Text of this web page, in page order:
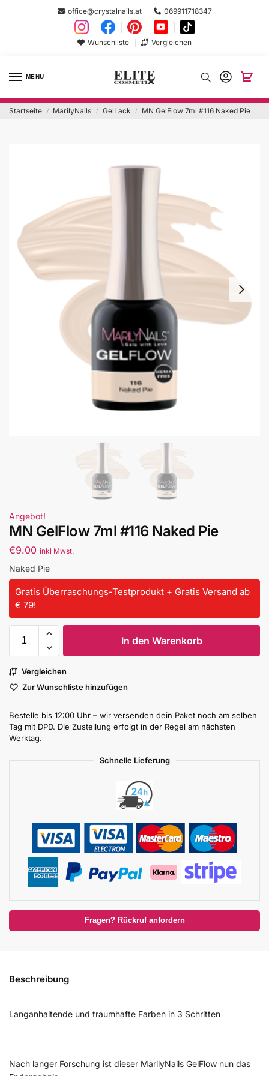
office@crystalnails.at 069911718347
Wunschliste Vergleichen
MENU
Startseite / MarilyNails / GelLack / MN GelFlow 7ml #116 Naked Pie
Angebot!
MN GelFlow 7ml #116 Naked Pie
€9.00 inkl Mwst.
Naked Pie
Gratis Überraschungs-Testprodukt + Gratis Versand ab
€ 79!
In den Warenkorb
Vergleichen
Zur Wunschliste hinzufügen
Bestelle bis 12:00 Uhr – wir versenden dein Paket noch am selben
Tag mit DPD. Die Zustellung erfolgt in der Regel am nächsten
Werktag.
Schnelle Lieferung
Fragen? Rückruf anfordern
Beschreibung
Langanhaltende und traumhafte Farben in 3 Schritten
Nach langer Forschung ist dieser MarilyNails GelFlow nun das